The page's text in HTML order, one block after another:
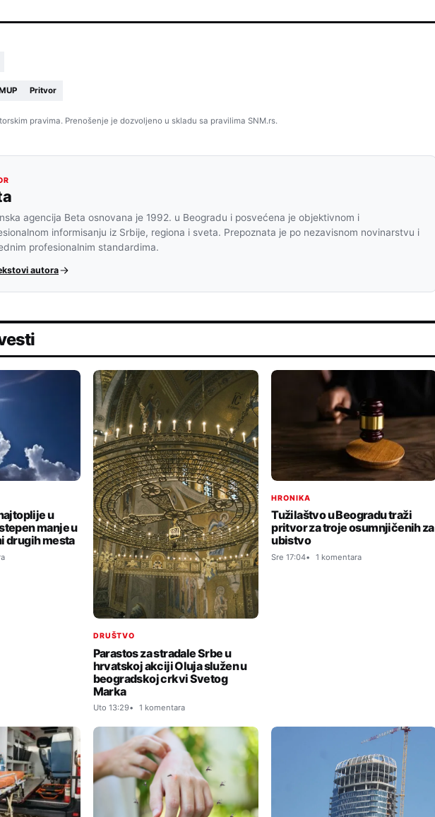
Pritvor
pravima. Prenošenje je dozvoljeno u skladu sa pravilima SNM.rs.
agencija Beta osnovana je 1992. u Beogradu i posvećena je objektivnom i
informisanju iz Srbije, regiona i sveta. Prepoznata je po nezavisnom novinarstvu i
profesionalnim standardima.
autora
u
manje u
drugih mesta
DRUŠTVO
Parastos za stradale Srbe u
hrvatskoj akciji Oluja služen u
beogradskoj crkvi Svetog
Marka
Uto 13:29 1 komentara
HRONIKA
Tužilaštvo u Beogradu traži
pritvor za troje osumnjičenih za
ubistvo
Sre 17:04 1 komentara